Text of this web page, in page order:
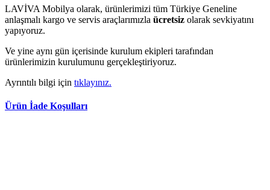
LAVİVA Mobilya olarak, ürünlerimizi tüm Türkiye Geneline
anlaşmalı kargo ve servis araçlarımızla ücretsiz olarak sevkiyatını
yapıyoruz.
Ve yine aynı gün içerisinde kurulum ekipleri tarafından
ürünlerimizin kurulumunu gerçekleştiriyoruz.
Ayrıntılı bilgi için tıklayınız.
Ürün İade Koşulları